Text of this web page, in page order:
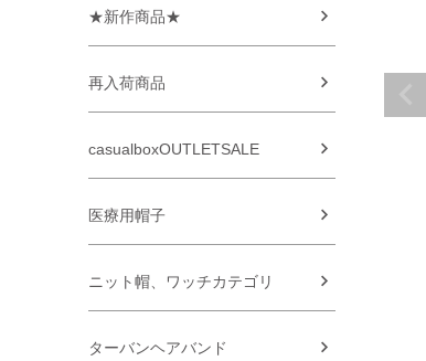
★新作商品★
再入荷商品
casualboxOUTLETSALE
医療用帽子
ニット帽、ワッチカテゴリ
ターバンヘアバンド